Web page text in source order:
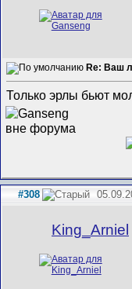
Re: Ваш
Только эрлы бьют
#308
King_Arniel